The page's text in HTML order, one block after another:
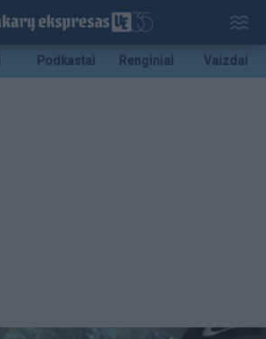
Podkastai Renginiai Vaizdai